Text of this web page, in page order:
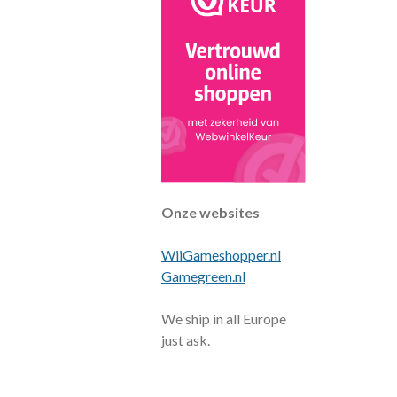
Onze websites
WiiGameshopper.nl
Gamegreen.nl
We ship in all Europe
just ask.